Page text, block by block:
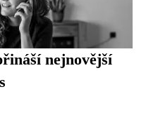
nejnovější